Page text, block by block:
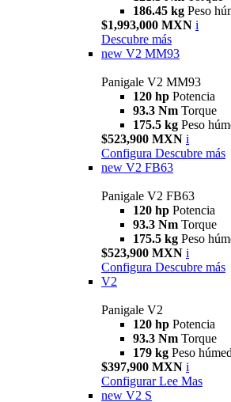
186.45 kg Peso
$1,993,000 MXN i
Descubre más
new V2 MM93
Panigale V2 MM93
120 hp Potencia
93.3 Nm Torque
175.5 kg Peso
$523,900 MXN i
Configura Descubre más
new V2 FB63
Panigale V2 FB63
120 hp Potencia
93.3 Nm Torque
175.5 kg Peso
$523,900 MXN i
Configura Descubre más
V2
Panigale V2
120 hp Potencia
93.3 Nm Torque
179 kg Peso
$397,900 MXN i
Configurar Lee Mas
new V2 S